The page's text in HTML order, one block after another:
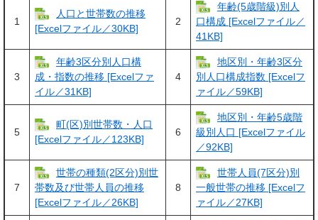
1
人口と世帯数の推移
[Excelファイル／30KB]
2
年齢(5歳階級)別人
口構成 [Excelファイル／
41KB]
3
年齢3区分別人口構
成・指数の推移 [Excelファ
イル／31KB]
4
地区別・年齢3区分
別人口構成指数 [Excelフ
ァイル／59KB]
5
町(区)別世帯数・人口
[Excelファイル／123KB]
6
地区別・年齢5歳階
級別人口 [Excelファイル
／92KB]
7
世帯の種類(2区分)別世
帯数及び世帯人員の推移
[Excelファイル／26KB]
8
世帯人員(7区分)別
一般世帯の推移 [Excelフ
ァイル／27KB]